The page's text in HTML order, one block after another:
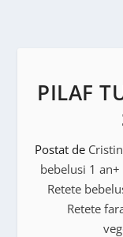
PILAF
Postat de
bebelusi 1
Retete
Retete